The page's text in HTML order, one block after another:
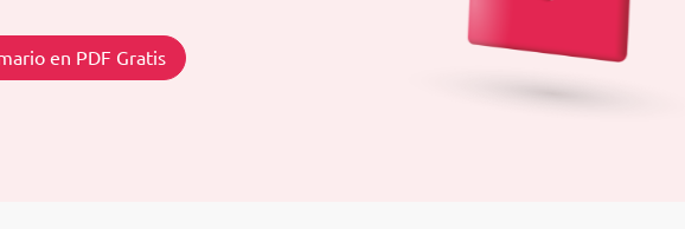
en PDF Gratis